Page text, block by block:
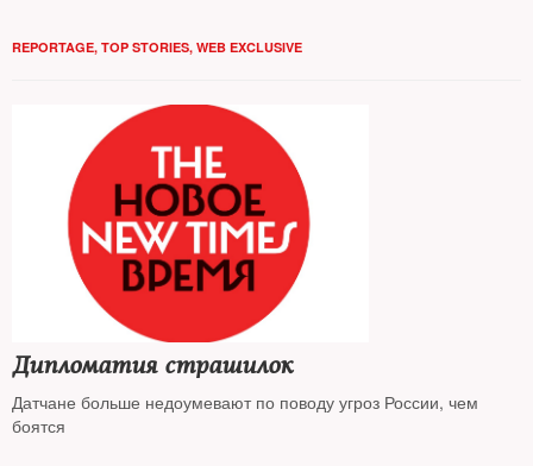
REPORTAGE, TOP STORIES, WEB EXCLUSIVE
Дипломатия страшилок
Датчане больше недоумевают по поводу угроз России, чем
боятся